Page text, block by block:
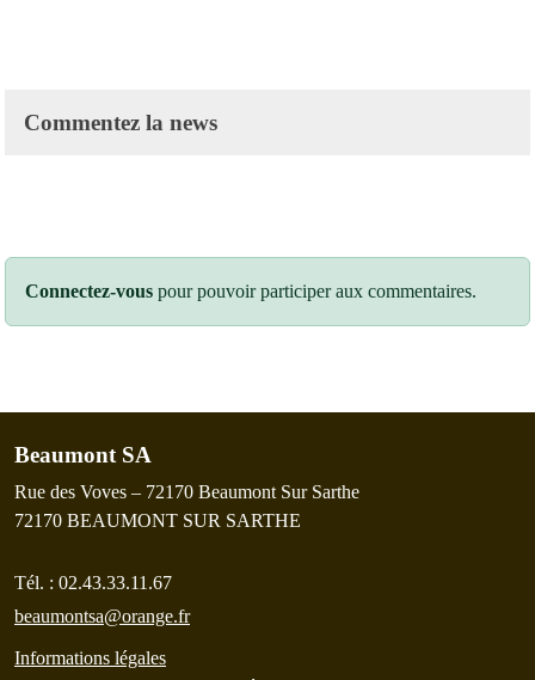
Commentez la news
Connectez-vous pour pouvoir participer aux commentaires.
Beaumont SA
Rue des Voves – 72170 Beaumont Sur Sarthe
72170 BEAUMONT SUR SARTHE
Tél. : 02.43.33.11.67
beaumontsa@orange.fr
Informations légales